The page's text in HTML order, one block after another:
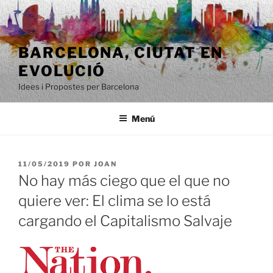
Saltar
al
contenido
BARCELONA, ​​CIUTAT EN
EVOLUCIÓ
Idees i Propostes per Barcelona
Menú
PUBLICADO
EL
11/05/2019 POR JOAN
No hay más ciego que el que no
quiere ver: El clima se lo está
cargando el Capitalismo Salvaje